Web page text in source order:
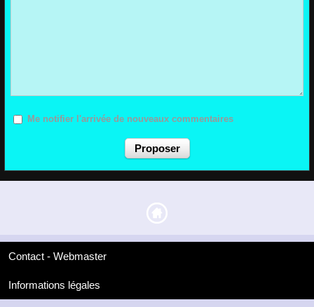
Me notifier l'arrivée de nouveaux commentaires
Contact - Webmaster
Informations légales